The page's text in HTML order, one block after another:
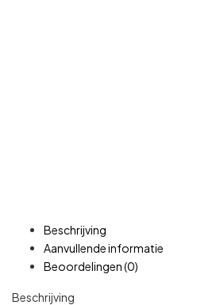
Beschrijving
Aanvullende informatie
Beoordelingen (0)
Beschrijving